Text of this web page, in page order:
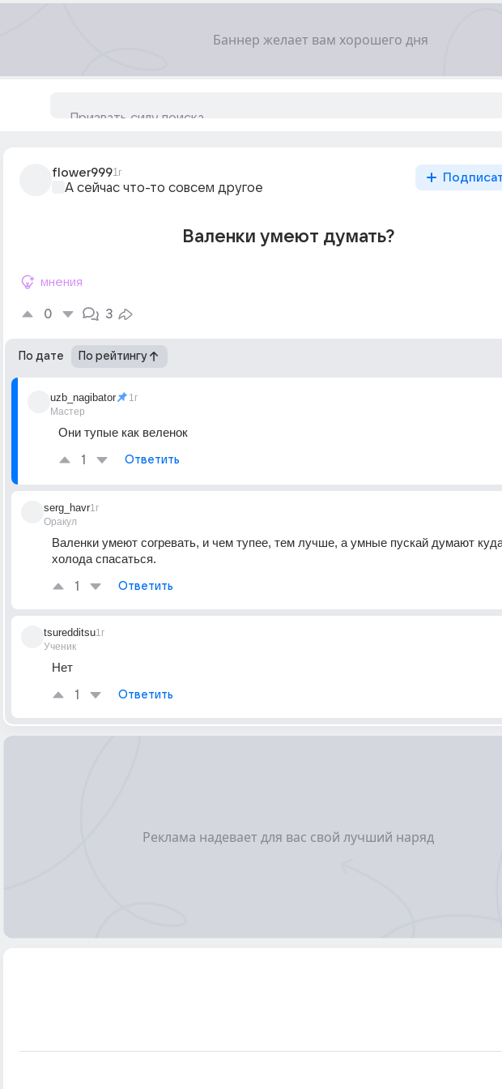
flower9991г
А сейчас что-то совсем другое
Валенки умеют думать?
мнения
0 3
По дате По рейтингу
uzb_nagibator
Мастер
1г
Они тупые как веленок
1 Ответить
serg_havr
Оракул
1г
Валенки умеют согревать, и чем тупее, тем лучше, а умные пускай думают
холода спасаться.
1 Ответить
tsuredditsu
Ученик
1г
Нет
1 Ответить